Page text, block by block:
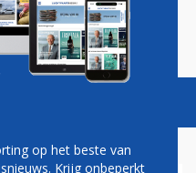
Vacatures
op het beste van
Krijg onbeperkt